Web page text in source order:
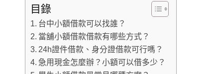
目錄
台中小額借款可以找誰？
當舖小額借款借款有哪些方式？
24h證件借款、身分證借款可行嗎？
急用現金怎麼辦？小額可以借多少？